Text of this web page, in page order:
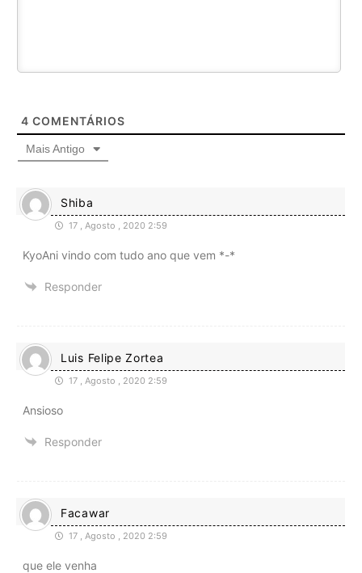
4 COMENTÁRIOS
Mais Antigo
Shiba
17 , Agosto , 2020 2:59
KyoAni vindo com tudo ano que vem *-*
Responder
Luis Felipe Zortea
17 , Agosto , 2020 2:59
Ansioso
Responder
Facawar
17 , Agosto , 2020 2:59
que ele venha